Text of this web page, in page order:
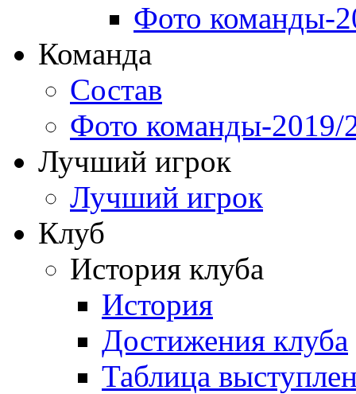
Фото команды-
Команда
Состав
Фото команды-2019/
Лучший игрок
Лучший игрок
Клуб
История клуба
История
Достижения клуба
Таблица